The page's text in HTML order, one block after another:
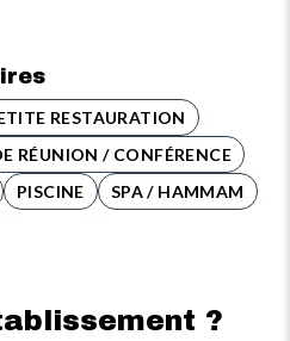
RESTAURATION
RÉUNION / CONFÉRENCE
PISCINE SPA / HAMMAM
?